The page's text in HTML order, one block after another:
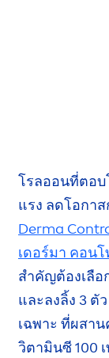
โรลออนที่ตอบ
แรง ลดโอกาส
Derma
เดอร์มา คอนโ
สำคัญต้องเลือ
และลงลิ้ง 3 ตัว
เฉพาะ ที่ผสา
วิตามินซี 100